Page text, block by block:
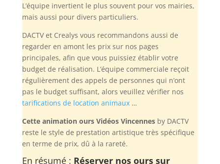
L’équipe invertient le plus souvent pour vos mairies,
mais aussi pour divers particuliers.
DACTV et Crealys vous recommandons aussi de
regarder en amont les prix sur nos pages
principales, afin que vous puissiez établir votre
budget de réalisation. L’équipe commerciale reçoit
régulièrement des appels de personnes qui n’ont
pas le budget suffisant, alors veuillez vérifier nos
tarifications de location animaux…
Cette animation ours Vidéos Vincennesby DACTV
reste le style de prestation artistique très spécifique
en terme de prix, dû à la rareté.
En résumé : Réserver nos ours sur